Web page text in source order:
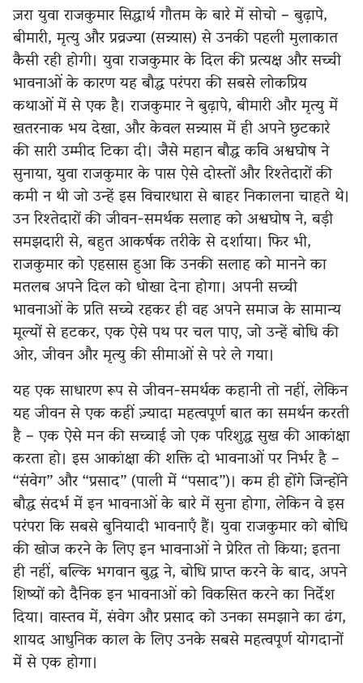
ज़रा युवा राजकुमार सिद्धार्थ गौतम के बारे में सोचो – बुढ़ापे,
बीमारी, मृत्यु और प्रव्रज्या (सन्न्यास) से उनकी पहली मुलाकात
कैसी रही होगी। युवा राजकुमार के दिल की प्रत्यक्ष और सच्ची
भावनाओं के कारण यह बौद्ध परंपरा की सबसे लोकप्रिय
कथाओं में से एक है। राजकुमार ने बुढ़ापे, बीमारी और मृत्यु में
खतरनाक भय देखा, और केवल सन्न्यास में ही अपने छुटकारे
की सारी उम्मीद टिका दी। जैसे महान बौद्ध कवि अश्वघोष ने
सुनाया, युवा राजकुमार के पास ऐसे दोस्तों और रिश्तेदारों की
कमी न थी जो उन्हें इस विचारधारा से बाहर निकालना चाहते थे।
उन रिश्तेदारों की जीवन-समर्थक सलाह को अश्वघोष ने, बड़ी
समझदारी से, बहुत आकर्षक तरीके से दर्शाया। फिर भी,
राजकुमार को एहसास हुआ कि उनकी सलाह को मानने का
मतलब अपने दिल को धोखा देना होगा। अपनी सच्ची
भावनाओं के प्रति सच्चे रहकर ही वह अपने समाज के सामान्य
मूल्यों से हटकर, एक ऐसे पथ पर चल पाए, जो उन्हें बोधि की
ओर, जीवन और मृत्यु की सीमाओं से परे ले गया।
यह एक साधारण रूप से जीवन-समर्थक कहानी तो नहीं, लेकिन
यह जीवन से एक कहीं ज़्यादा महत्वपूर्ण बात का समर्थन करती
है – एक ऐसे मन की सच्चाई जो एक परिशुद्ध सुख की आकांक्षा
करता हो। इस आकांक्षा की शक्ति दो भावनाओं पर निर्भर है –
“संवेग” और “प्रसाद” (पाली में “पसाद”)। कम ही होंगे जिन्होंने
बौद्ध संदर्भ में इन भावनाओं के बारे में सुना होगा, लेकिन वे इस
परंपरा कि सबसे बुनियादी भावनाएँ हैं। युवा राजकुमार को बोधि
की खोज करने के लिए इन भावनाओं ने प्रेरित तो किया; इतना
ही नहीं, बल्कि भगवान बुद्ध ने, बोधि प्राप्त करने के बाद, अपने
शिष्यों को दैनिक इन भावनाओं को विकसित करने का निर्देश
दिया। वास्तव में, संवेग और प्रसाद को उनका समझाने का ढंग,
शायद आधुनिक काल के लिए उनके सबसे महत्वपूर्ण योगदानों
में से एक होगा।